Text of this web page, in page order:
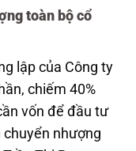
toàn bộ cổ
lập của Công ty
chiếm 40%
vốn để đầu tư
chuyển nhượng